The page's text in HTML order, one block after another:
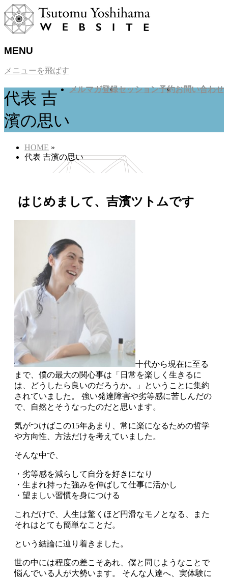
MENU
メニューを飛ばす
お問い合わせ
セッション予約
メルマガ登録
代表 吉
濱の思い
HOME »
代表 吉濱の思い
はじめまして、吉濱ツトムです
十代から現在に至る
まで、僕の最大の関心事は「日常を楽しく生きるに
は、どうしたら良いのだろうか。」ということに集約
されていました。 強い発達障害や劣等感に苦しんだの
で、自然とそうなったのだと思います。
気がつけばこの15年あまり、常に楽になるための哲学
や方向性、方法だけを考えていました。
そんな中で、
・劣等感を減らして自分を好きになり
・生まれ持った強みを伸ばして仕事に活かし
・望ましい習慣を身につける
これだけで、人生は驚くほど円滑なモノとなる、また
それはとても簡単なことだ。
という結論に辿り着きました。
世の中には程度の差こそあれ、僕と同じようなことで
悩んでいる人が大勢います。 そんな人達へ、実体験に